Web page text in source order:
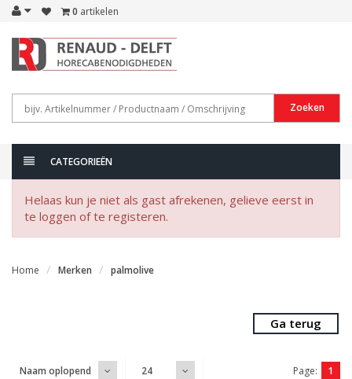
0 artikelen
Zoeken
CATEGORIEËN
Helaas kun je niet als gast afrekenen, gelieve eerst in
te loggen of te registeren.
Home Merken palmolive
Ga terug
Naam oplopend 24 Page: 1